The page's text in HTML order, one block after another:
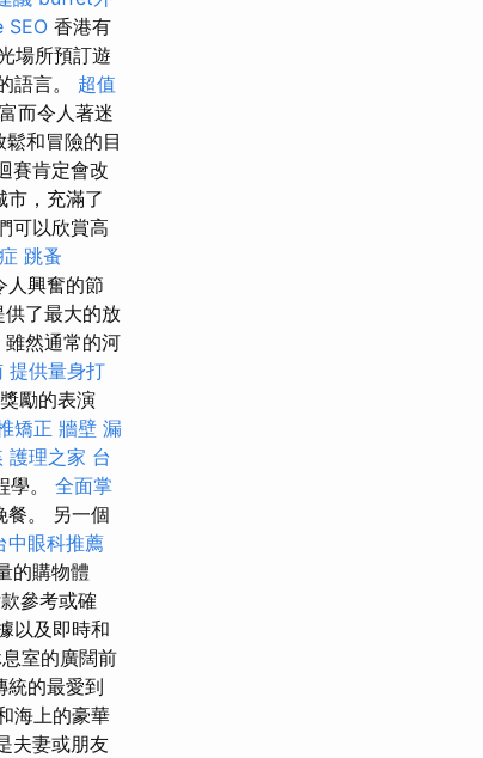
SEO 香港有
場所預訂遊
語言。 超值
而令人著迷
和冒險的目
賽肯定會改
市，充滿了
可以欣賞高
跳蚤
人興奮的節
了最大的放
雖然通常的河
提供量身打
勵的表演
矯正 牆壁 漏
護理之家 台
學。 全面掌
餐。 另一個
中眼科推薦
的購物體
參考或確
以及即時和
室的廣闊前
統的最愛到
海上的豪華
夫妻或朋友